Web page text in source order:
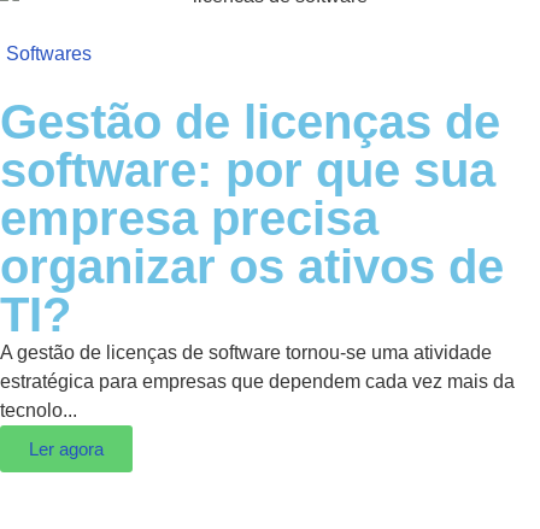
Softwares
Gestão de licenças de
software: por que sua
empresa precisa
organizar os ativos de
TI?
A gestão de licenças de software tornou-se uma atividade
estratégica para empresas que dependem cada vez mais da
tecnolo...
Ler agora